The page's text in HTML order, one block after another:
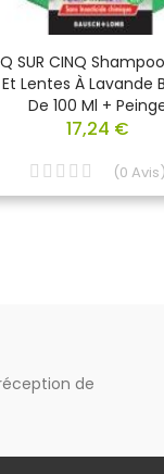
SUR CINQ
Lentes À Lavande
De 100 Ml +
17,24 €
(0 Avis)
de